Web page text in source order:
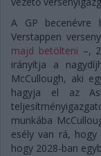
A GP becenévre
Verstappen
majd betölteni –,
irányítja a
McCullough, aki
hagyja el az
munkába
esély van rá, hogy
hogy 2028-ban